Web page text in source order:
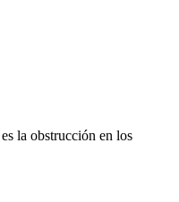
la obstrucción en los